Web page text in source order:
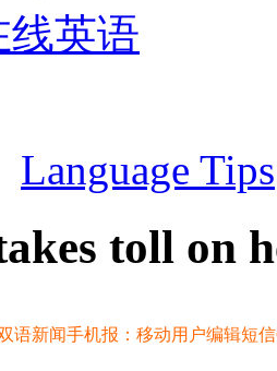
英语
Language Tips
toll on
语新闻手机报：移动用户编辑短信